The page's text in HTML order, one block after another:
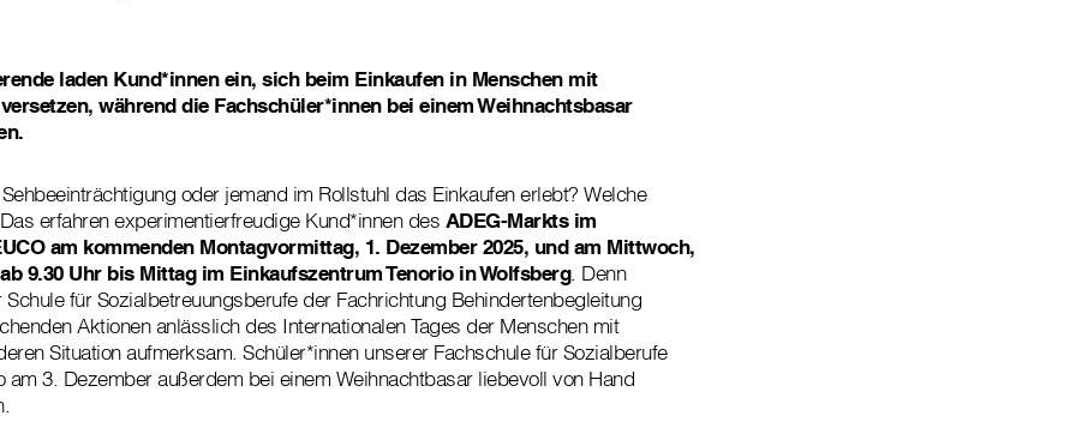
laden Kund*innen ein, sich beim Einkaufen in Menschen mit
während die Fachschüler*innen bei einem Weihnachtsbasar
oder jemand im Rollstuhl das Einkaufen erlebt? Welche
erfahren experimentierfreudige Kund*innen des ADEG-Markts im
am kommenden Montagvormittag, 1. Dezember 2025, und am Mittwoch,
9.30 Uhr bis Mittag im Einkaufszentrum Tenorio in Wolfsberg. Denn
für Sozialbetreuungsberufe der Fachrichtung Behindertenbegleitung
Aktionen anlässlich des Internationalen Tages der Menschen mit
Situation aufmerksam. Schüler*innen unserer Fachschule für Sozialberufe
am 3. Dezember außerdem bei einem Weihnachtbasar liebevoll von Hand